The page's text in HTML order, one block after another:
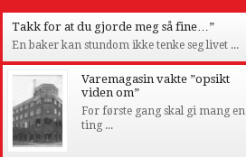
Takk for at du gjorde meg så fine…”
En baker kan stundom ikke tenke seg livet ...
Varemagasin vakte ”opsikt
viden om”
For første gang skal gi mang en
ting ...